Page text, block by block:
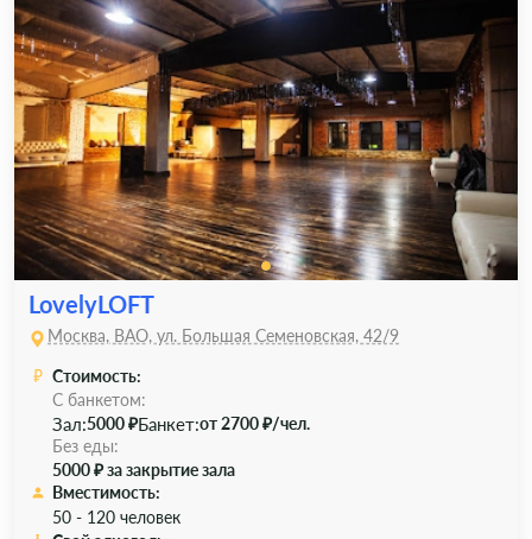
LovelyLOFT
Москва, ВАО, ул. Большая Семеновская, 42/9
Стоимость:
С банкетом:
Зал:5000 ₽Банкет:от 2700 ₽/чел.
Без еды:
5000 ₽ за закрытие зала
Вместимость:
50 - 120 человек